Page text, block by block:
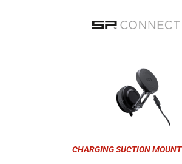
CHARGING SUCTION